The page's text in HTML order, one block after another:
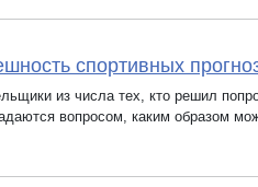
спортивных
из числа тех, кто решил
вопросом, каким образом